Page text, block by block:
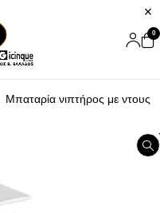
0
Μπαταρία νιπτήρος με ντους